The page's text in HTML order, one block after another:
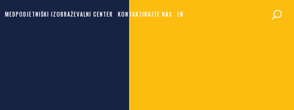
MEDPODJETNIŠKI IZOBRAŽEVALNI CENTER KONTAKTIRAJTE NAS EN